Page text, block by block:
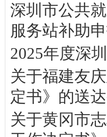
深圳市公共
服务站补助
2025年度深
关于福建友
定书》的送
关于黄冈市